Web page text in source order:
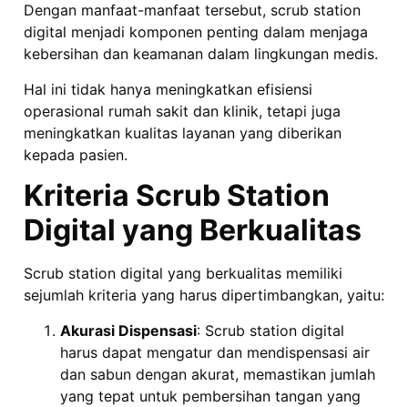
Dengan manfaat-manfaat tersebut, scrub station
digital menjadi komponen penting dalam menjaga
kebersihan dan keamanan dalam lingkungan medis.
Hal ini tidak hanya meningkatkan efisiensi
operasional rumah sakit dan klinik, tetapi juga
meningkatkan kualitas layanan yang diberikan
kepada pasien.
Kriteria Scrub Station
Digital yang Berkualitas
Scrub station digital yang berkualitas memiliki
sejumlah kriteria yang harus dipertimbangkan, yaitu:
Akurasi Dispensasi: Scrub station digital
harus dapat mengatur dan mendispensasi air
dan sabun dengan akurat, memastikan jumlah
yang tepat untuk pembersihan tangan yang